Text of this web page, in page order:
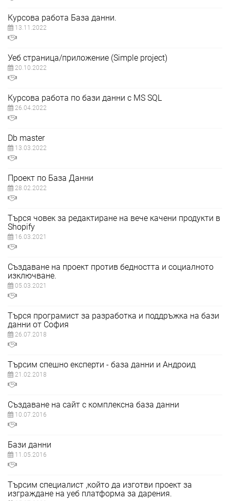
Курсова работа База данни.
13.11.2022
Уеб страница/приложение (Simple project)
20.10.2022
Курсова работа по бази данни с MS SQL
26.04.2022
Db master
13.03.2022
Проект по База Данни
28.02.2022
Търся човек за редактиране на вече качени продукти в
Shopify
16.03.2021
Създаване на проект против бедността и социалното
изключване.
05.03.2021
Търся програмист за разработка и поддръжка на бази
данни от София
26.07.2018
Търсим спешно експерти - база данни и Андроид
21.02.2018
Създаване на сайт с комплексна база данни
10.07.2016
Бази данни
11.05.2016
Търсим специалист ,който да изготви проект за
изграждане на уеб платформа за дарения.